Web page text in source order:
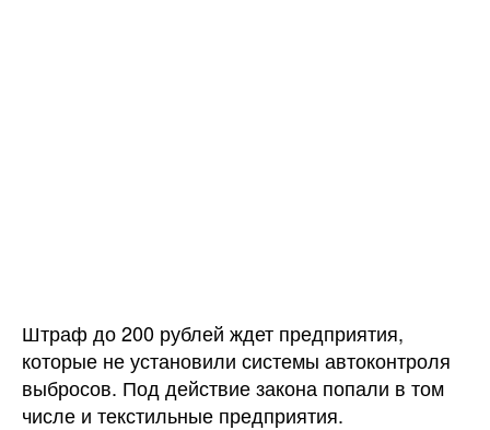
Штраф до 200 рублей ждет предприятия,
которые не установили системы автоконтроля
выбросов. Под действие закона попали в том
числе и текстильные предприятия.